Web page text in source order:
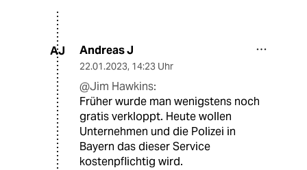
AJ Andreas J
22.01.2023, 14:23 Uhr
@Jim Hawkins:
Früher wurde man wenigstens noch
gratis verkloppt. Heute wollen
Unternehmen und die Polizei in
Bayern das dieser Service
kostenpflichtig wird.